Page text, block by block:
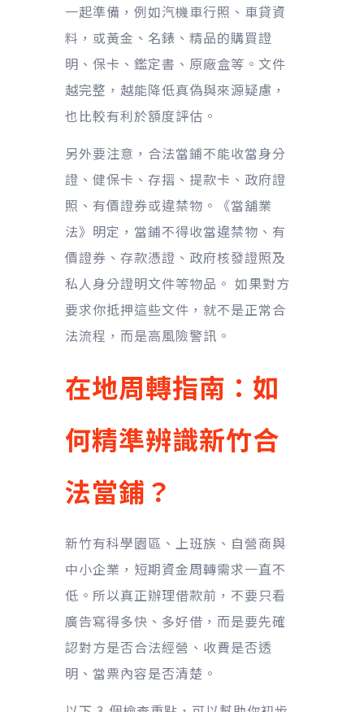
一起準備，例如汽機車行照、車貸資
料，或黃金、名錶、精品的購買證
明、保卡、鑑定書、原廠盒等。文件
越完整，越能降低真偽與來源疑慮，
也比較有利於額度評估。
另外要注意，合法當鋪不能收當身分
證、健保卡、存摺、提款卡、政府證
照、有價證券或違禁物。《當舖業
法》明定，當鋪不得收當違禁物、有
價證券、存款憑證、政府核發證照及
私人身分證明文件等物品。 如果對方
要求你抵押這些文件，就不是正常合
法流程，而是高風險警訊。
在地周轉指南：如
何精準辨識新竹合
法當鋪？
新竹有科學園區、上班族、自營商與
中小企業，短期資金周轉需求一直不
低。所以真正辦理借款前，不要只看
廣告寫得多快、多好借，而是要先確
認對方是否合法經營、收費是否透
明、當票內容是否清楚。